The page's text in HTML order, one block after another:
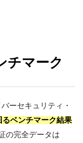
チマーク
ーセキュリティ・
ベンチマーク結果
の完全データは